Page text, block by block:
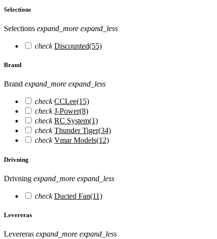
Selections
Selections expand_more expand_less
check Discounted(55)
Brand
Brand expand_more expand_less
check CCLee(15)
check J-Power(8)
check RC System(1)
check Thunder Tiger(34)
check Vmar Models(12)
Drivning
Drivning expand_more expand_less
check Ducted Fan(11)
Levereras
Levereras expand_more expand_less